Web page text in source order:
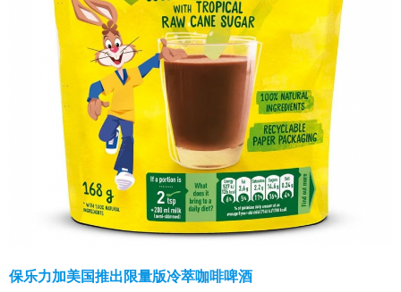
保乐力加美国推出限量版冷萃咖啡啤酒